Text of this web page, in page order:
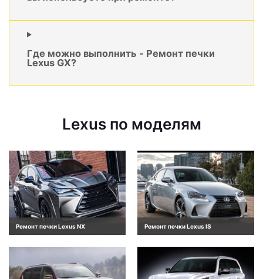
Где можно выполнить - Ремонт печки
Lexus GX?
Lexus по моделям
Ремонт печки Lexus NX Ремонт печки Lexus IS